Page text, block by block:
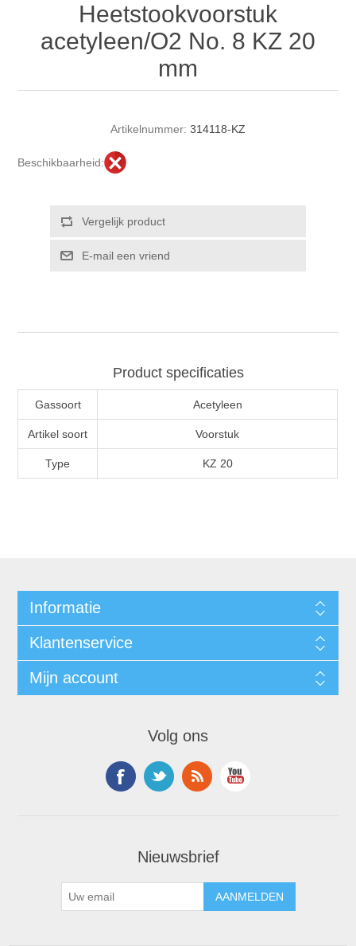
Heetstookvoorstuk
acetyleen/O2 No. 8 KZ 20
mm
Artikelnummer: 314118-KZ
Beschikbaarheid:
Product specificaties
Gassoort Acetyleen
Artikel soort Voorstuk
Type KZ 20
Informatie
Klantenservice
Mijn account
Volg ons
Nieuwsbrief